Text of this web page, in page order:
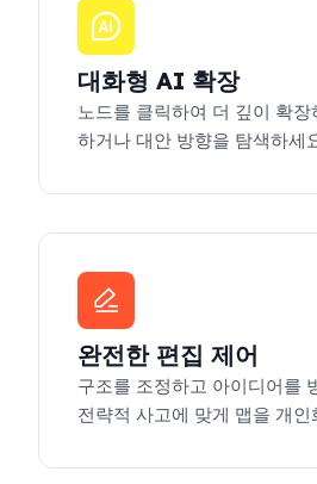
대화형 AI 확장
노드를 클릭하여 더 깊이 확장
하거나 대안 방향을 탐색하세
완전한 편집 제어
구조를 조정하고 아이디어를
전략적 사고에 맞게 맵을 개인